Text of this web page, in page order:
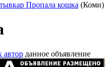
Пропала кошка (Коми)
автор данное объявление